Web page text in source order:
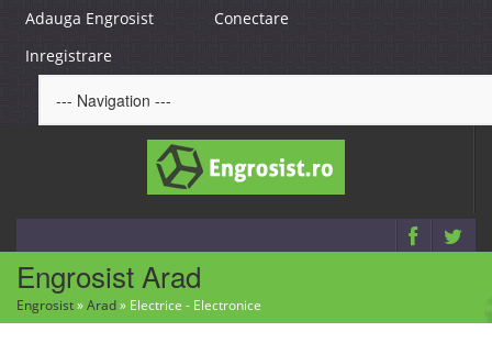
Adauga Engrosist
Conectare
Inregistrare
Engrosist Arad
Engrosist»Arad» Electrice - Electronice